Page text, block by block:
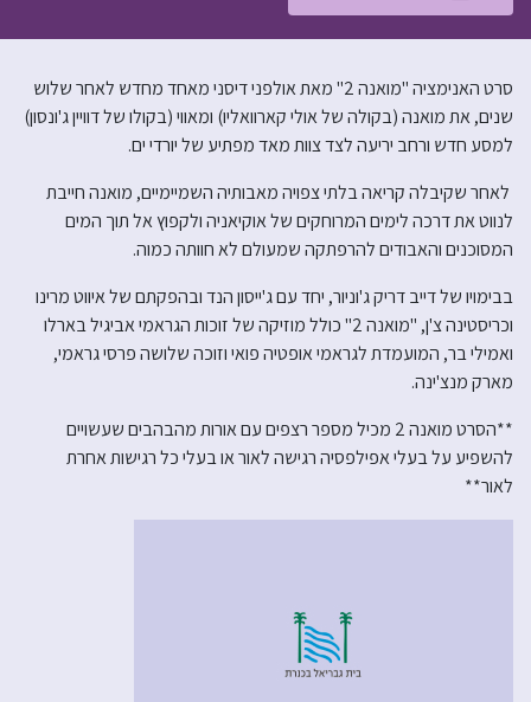
סרט האנימציה "מואנה 2" מאת אולפני דיסני מאחד מחדש לאחר שלוש
שנים, את מואנה (בקולה של אולי קארוואליו) ומאווי (בקולו של דוויין ג'ונסון)
למסע חדש ורחב יריעה לצד צוות מאד מפתיע של יורדי ים.
לאחר שקיבלה קריאה בלתי צפויה מאבותיה השמיימיים, מואנה חייבת
לנווט את דרכה לימים המרוחקים של אוקיאניה ולקפוץ אל תוך המים
המסוכנים והאבודים להרפתקה שמעולם לא חוותה כמוה.
בבימויו של דייב דריק ג'וניור, יחד עם ג'ייסון הנד ובהפקתם של איווט מרינו
וכריסטינה צ'ן, "מואנה 2" כולל מוזיקה של זוכות הגראמי אביגיל בארלו
ואמילי בר, המועמדת לגראמי אופטיה פואי וזוכה שלושה פרסי גראמי,
מארק מנצ'ינה.
**הסרט מואנה 2 מכיל מספר רצפים עם אורות מהבהבים שעשויים
להשפיע על בעלי אפילפסיה רגישה לאור או בעלי כל רגישות אחרת
לאור**